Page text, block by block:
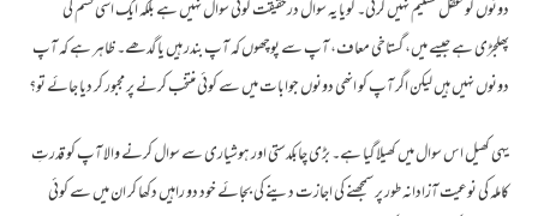
دونوں کو عقل تسلیم نہیں کرتی۔ گویا یہ سوال درحقیقت کوئی سوال نہیں ہے بلکہ ایک اسی قسم کی
پھلجڑی ہے جیسے میں، گستاخی معاف، آپ سے پوچھوں کہ آپ بندر ہیں یا گدھے۔ ظاہر ہے کہ آپ
دونوں نہیں ہیں لیکن اگر آپ کو انھی دونوں جوابات میں سے کوئی منتخب کرنے پر مجبور کر دیا جائے تو؟
یہی کھیل اس سوال میں کھیلا گیا ہے۔ بڑی چابکدستی اور ہوشیاری سے سوال کرنے والا آپ کو قدرتِ
کاملہ کی نوعیت آزادانہ طور پر سمجھنے کی اجازت دینے کی بجائے خود دو راہیں دکھا کر ان میں سے کوئی